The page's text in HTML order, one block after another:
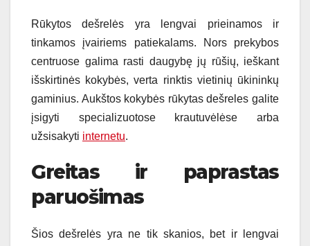
Rūkytos dešrelės yra lengvai prieinamos ir
tinkamos įvairiems patiekalams. Nors prekybos
centruose galima rasti daugybę jų rūšių, ieškant
išskirtinės kokybės, verta rinktis vietinių ūkininkų
gaminius. Aukštos kokybės rūkytas dešreles galite
įsigyti specializuotose krautuvėlėse arba
užsisakyti internetu.
Greitas ir paprastas
paruošimas
Šios dešrelės yra ne tik skanios, bet ir lengvai